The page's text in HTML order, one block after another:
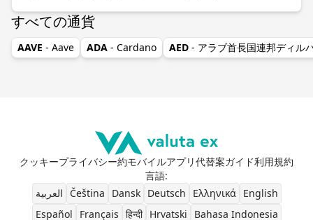
すべての通貨
AAVE - Aave ADA - Cardano AED - アラブ首長国連邦ディル
クッキープライバシー約モバイルアプリ代替案ガイド利用規約
言語:
العربية
Čeština Dansk Deutsch Ελληνικά
English
Español
Français हिन्दी Hrvatski Bahasa Indonesia